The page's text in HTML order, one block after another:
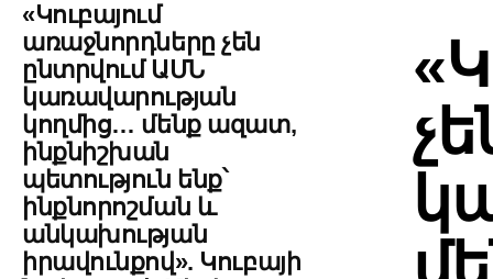
«Կուբայում
առաջնորդները չեն
ընտրվում ԱՄՆ
կառավարության
կողմից… մենք ազատ,
ինքնիշխան
պետություն ենք՝
ինքնորոշման և
անկախության
իրավունքով». Կուբայի